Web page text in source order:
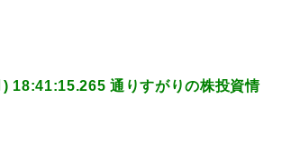
18:41:15.265 通りすがりの株投資情